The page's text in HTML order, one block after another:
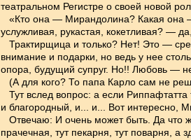
театральном Регистре о своей новой
«Кто она — Мирандолина? Какая она
услужливая, рукастая, кокетливая? —
Трактирщица и только? Нет! Это —
внимание и подарки, но ведь у нее
опора, будущий супруг. Но!! Любовь —
(А для кого? То папа Карло сам не
Тут вслед вопрос: а если Риппафтатта
и благородный, и... и... Вот интересно,
Отвечаю: И очень может быть. Да что
прачечная, тут пекарня, тут поварня,